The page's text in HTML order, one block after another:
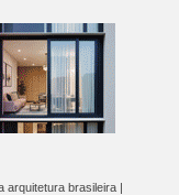
arquitetura brasileira |